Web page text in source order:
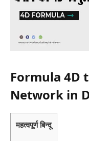
Formula 4D
Network in
महत्वपूर्ण बिन्दू